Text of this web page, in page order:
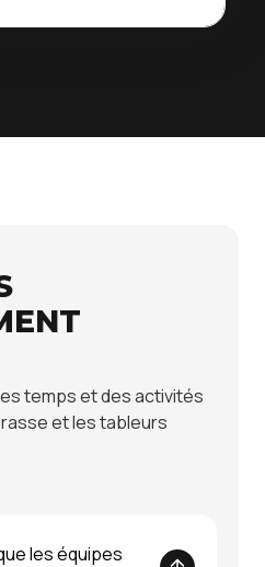
temps et des activités
et les tableurs
les équipes